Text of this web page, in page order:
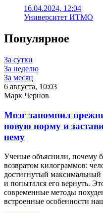
16.04.2024, 12:04
Университет ИТМО
Популярное
За сутки
За неделю
За месяц
6 августа, 10:03
Марк Чернов
Мозг запомнил
новую норму и
нему
Ученые объяснили, почему
возвратом килограммов:
достигнутый
и попытался его вернуть.
современные методы
встроенные особенности